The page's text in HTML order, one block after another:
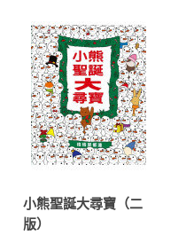
小熊聖誕大尋寶（二
版）